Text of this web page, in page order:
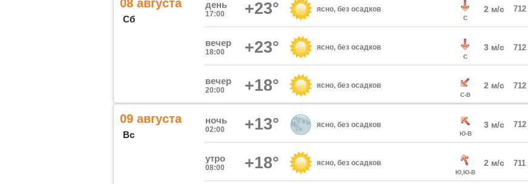
08 августа
Сб
день
17:00 +23° ясно, без осадков
С
2 м/с
вечер
18:00 +23° ясно, без осадков
С
3 м/с
вечер
20:00 +18° ясно, без осадков
С-В
2 м/с
09 августа
Вс
ночь
02:00 +13° ясно, без осадков
Ю-В
3 м/с
утро
08:00 +18° ясно, без осадков
Ю,Ю-В
2 м/с